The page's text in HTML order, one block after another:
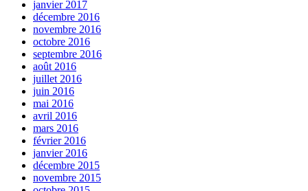
janvier 2017
décembre 2016
novembre 2016
octobre 2016
septembre 2016
août 2016
juillet 2016
juin 2016
mai 2016
avril 2016
mars 2016
février 2016
janvier 2016
décembre 2015
novembre 2015